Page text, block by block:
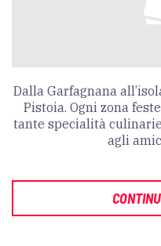
Dalla Garfagnana
Pistoia. Ogni zona
tante specialità
agli